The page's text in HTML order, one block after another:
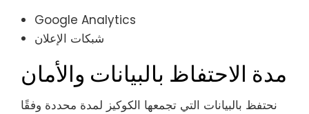
Google Analytics
شبكات الإعلان
مدة الاحتفاظ بالبيانات والأمان
نحتفظ بالبيانات التي تجمعها الكوكيز لمدة محددة وفقًا